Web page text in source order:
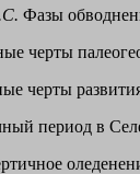
Фазы
черты
черты
период в